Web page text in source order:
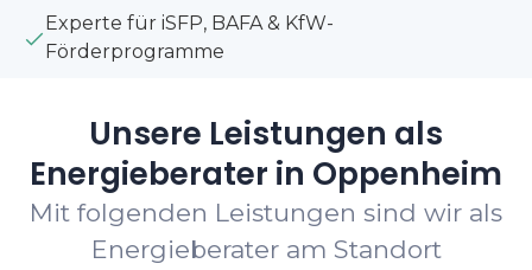
Experte für iSFP, BAFA & KfW-
Förderprogramme
Unsere Leistungen als
Energieberater in Oppenheim
Mit folgenden Leistungen sind wir als
Energieberater am Standort